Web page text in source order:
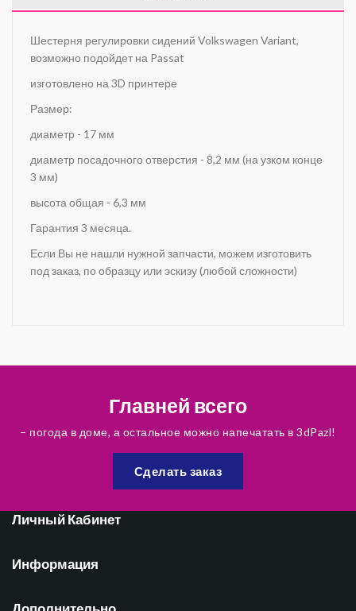
Шестерня регулировки сидений Volkswagen Variant,
возможно подойдет на Passat
изготовлено на 3D принтере
Размер:
диаметр - 17 мм
диаметр посадочного отверстия - 8,2 мм (на узком конце
3 мм)
высота общая - 6,3 мм
Гарантия 3 месяца.
Если Вы не нашли нужной запчасти, можем изготовить
под заказ, по образцу или эскизу (любой сложности)
Главней всего
– погода в доме, а остальное можно напечатать в 3dPazl!
Сделать заказ
Личный Кабинет
Информация